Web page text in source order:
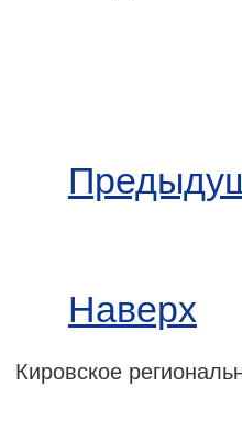
Наверх
Кировское